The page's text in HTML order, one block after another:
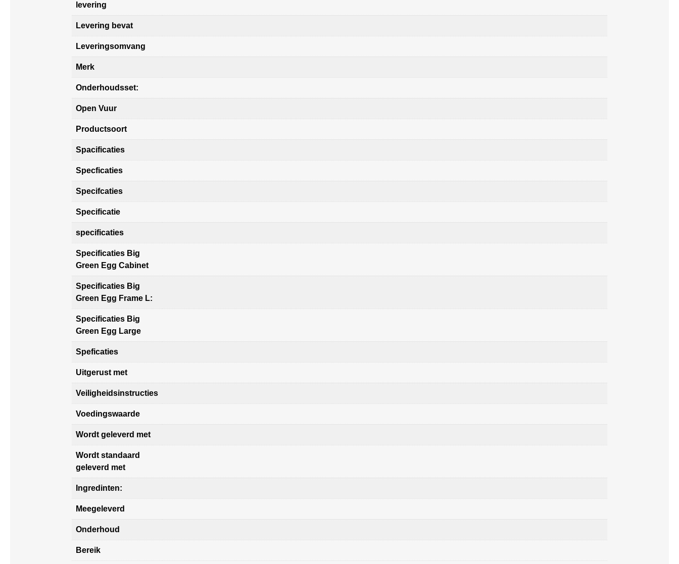
levering
Levering bevat
Leveringsomvang
Merk
Onderhoudsset:
Open Vuur
Productsoort
Spacificaties
Specficaties
Specifcaties
Specificatie
specificaties
Specificaties Big
Green Egg Cabinet
Specificaties Big
Green Egg Frame L:
Specificaties Big
Green Egg Large
Speficaties
Uitgerust met
Veiligheidsinstructies
Voedingswaarde
Wordt geleverd met
Wordt standaard
geleverd met
Ingredinten:
Meegeleverd
Onderhoud
Bereik